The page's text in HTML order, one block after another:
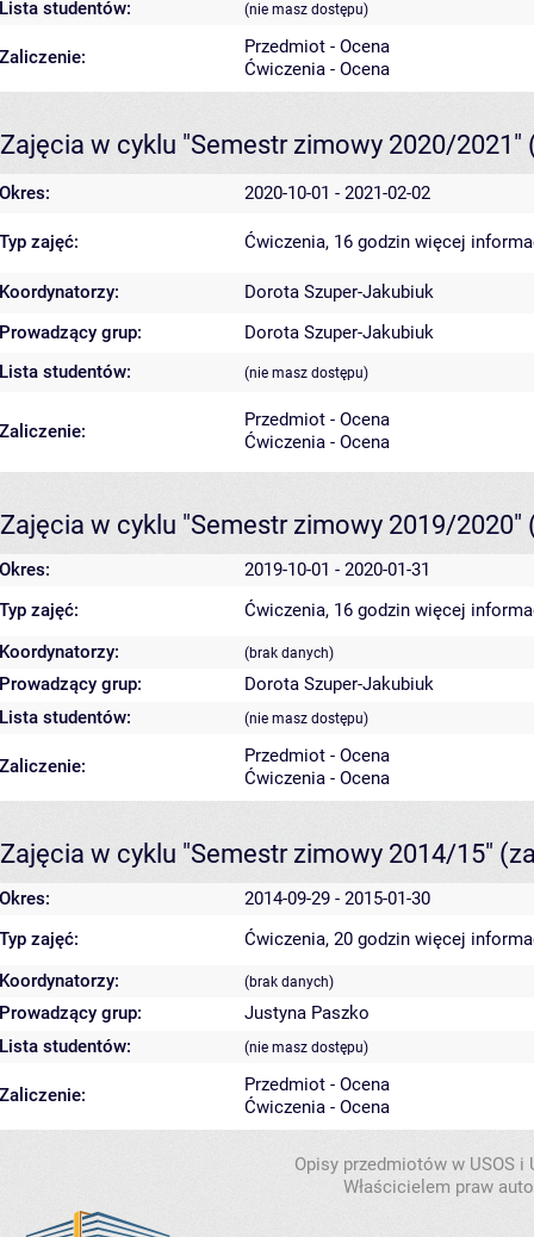
Lista studentów: (nie masz dostępu)
Zaliczenie:
Przedmiot - Ocena
Ćwiczenia - Ocena
Zajęcia w cyklu "Semestr zimowy 2020/2021"
Okres: 2020-10-01 - 2021-02-02
Typ zajęć: Ćwiczenia, 16 godzin więcej
Koordynatorzy:
Dorota Szuper-Jakubiuk
Prowadzący grup:
Dorota Szuper-Jakubiuk
Lista studentów:
(nie masz dostępu)
Zaliczenie:
Przedmiot - Ocena
Ćwiczenia - Ocena
Zajęcia w cyklu "Semestr zimowy 2019/2020"
Okres:
2019-10-01 - 2020-01-31
Typ zajęć:
Ćwiczenia, 16 godzin więcej
Koordynatorzy:
(brak danych)
Prowadzący grup:
Dorota Szuper-Jakubiuk
Lista studentów:
(nie masz dostępu)
Zaliczenie:
Przedmiot - Ocena
Ćwiczenia - Ocena
Zajęcia w cyklu "Semestr zimowy 2014/15"
Okres:
2014-09-29 - 2015-01-30
Typ zajęć:
Ćwiczenia, 20 godzin więcej
Koordynatorzy:
(brak danych)
Prowadzący grup:
Justyna Paszko
Lista studentów:
(nie masz dostępu)
Zaliczenie:
Przedmiot - Ocena
Ćwiczenia - Ocena
Opisy przedmiotów w USOS
Właścicielem praw